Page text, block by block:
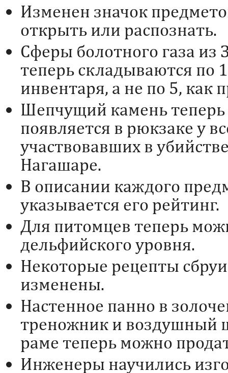
Изменен значок
открыть или распознать.
Сферы болотного газа из
теперь складываются по
инвентаря, а не по 5, как
Шепчущий камень теперь
появляется в рюкзаке у
участвовавших в
Нагашаре.
В описании каждого
указывается его рейтинг.
Для питомцев теперь
дельфийского уровня.
Некоторые рецепты
изменены.
Настенное панно в
треножник и воздушный
раме теперь можно
Инженеры научились